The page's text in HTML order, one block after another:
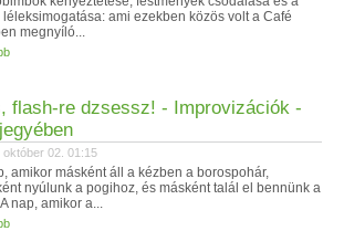
léleksimogatása: ami ezekben közös volt a Café
megnyíló...
flash-re dzsessz! - Improvizációk -
október 02. 01:15
amikor másként áll a kézben a borospohár,
nyúlunk a pogihoz, és másként talál el bennünk a
nap, amikor a...